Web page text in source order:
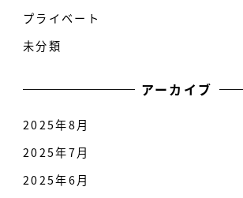
プライベート
未分類
アーカイブ
2025年8月
2025年7月
2025年6月